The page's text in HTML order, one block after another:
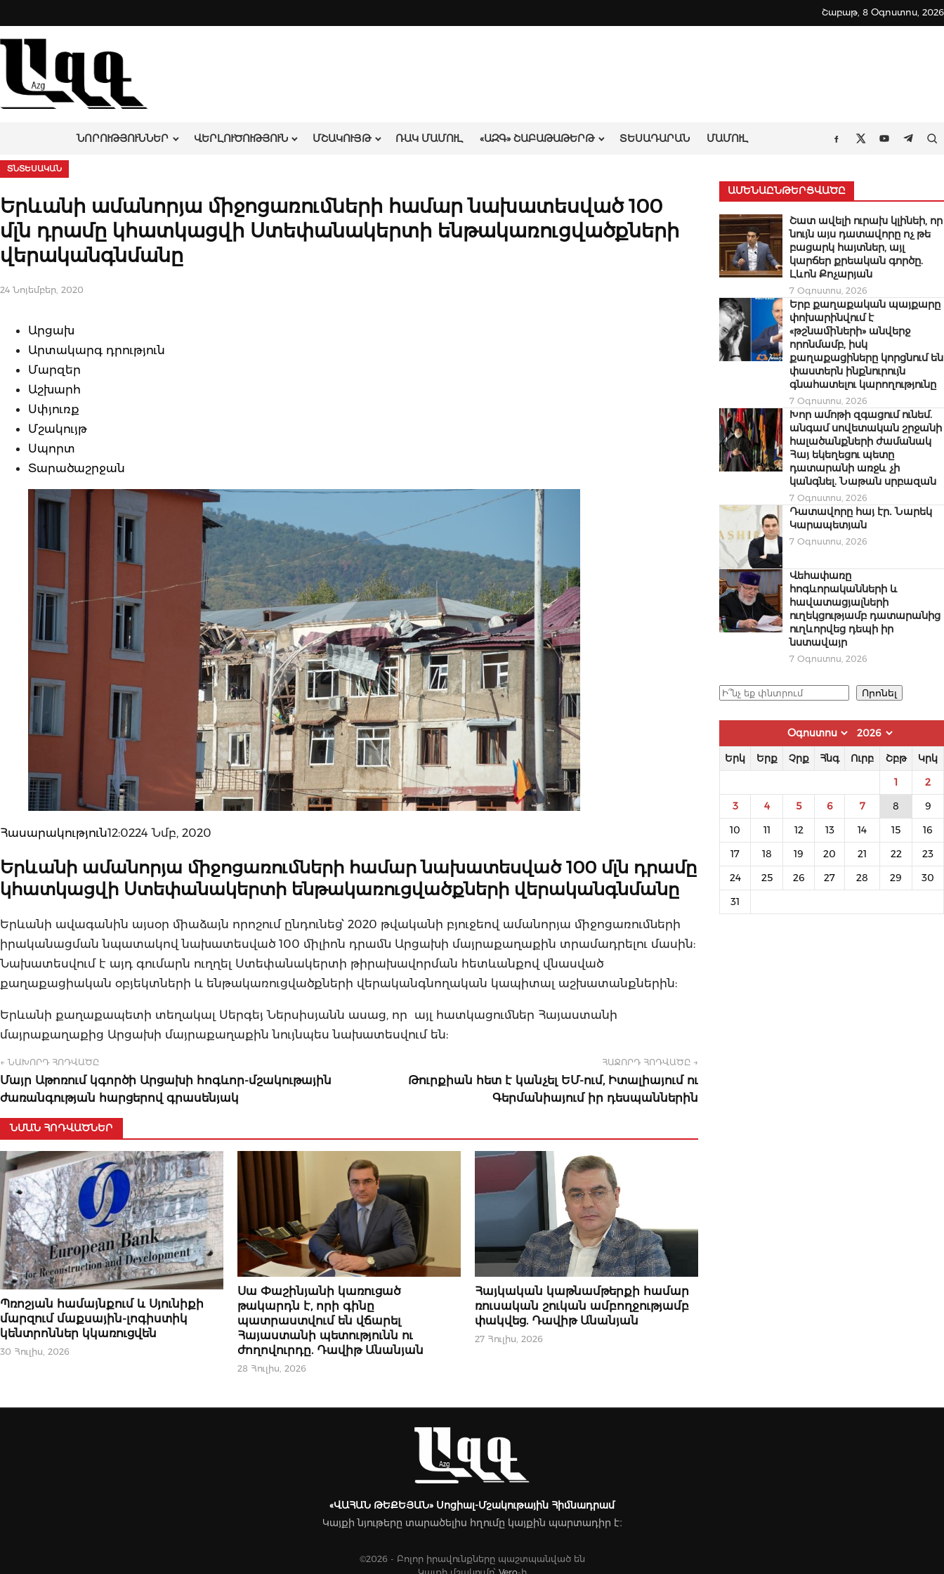
to
content
Շաբաթ, 8 Օգոստոս, 2026
ՆՈՐՈՒԹՅՈՒՆՆԵՐ ՎԵՐԼՈՒԾՈՒԹՅՈՒՆ ՄՇԱԿՈՒՅԹ ՌԱԿ ՄԱՄՈՒԼ «ԱԶԳ» ՇԱԲԱԹԱԹԵՐԹ ՏԵՍԱԴԱՐԱՆ ՄԱՄՈՒԼ
Facebook
TwitterYoutube
ՏՆՏԵՍԱԿԱՆ
Երևանի ամանորյա միջոցառումների համար նախատեսված 100
մլն դրամը կհատկացվի Ստեփանակերտի ենթակառուցվածքների
վերականգնմանը
24 Նոյեմբեր, 2020
Արցախ
Արտակարգ դրություն
Մարզեր
Աշխարհ
Սփյուռք
Մշակույթ
Սպորտ
Տարածաշրջան
Հասարակություն12:0224 Նմբ, 2020
Երևանի ամանորյա միջոցառումների համար նախատեսված 100 մլն դրամը
կհատկացվի Ստեփանակերտի ենթակառուցվածքների վերականգնմանը
Երևանի ավագանին այսօր միաձայն որոշում ընդունեց՝ 2020 թվականի բյուջեով ամանորյա միջոցառումների
իրականացման նպատակով նախատեսված 100 միլիոն դրամն Արցախի մայրաքաղաքին տրամադրելու մասին:
Նախատեսվում է այդ գումարն ուղղել Ստեփանակերտի թիրախավորման հետևանքով վնասված
քաղաքացիական օբյեկտների և ենթակառուցվածքների վերականգնողական կապիտալ աշխատանքներին:
Երևանի քաղաքապետի տեղակալ Սերգեյ Ներսիսյանն ասաց, որ այլ հատկացումներ Հայաստանի
մայրաքաղաքից Արցախի մայրաքաղաքին նույնպես նախատեսվում են:
← ՆԱԽՈՐԴ ՀՈԴՎԱԾԸ
Մայր Աթոռում կգործի Արցախի հոգևոր-մշակութային
ժառանգության հարցերով գրասենյակ
ՀԱՋՈՐԴ ՀՈԴՎԱԾԸ →
Թուրքիան հետ է կանչել ԵՄ-ում, Իտալիայում ու
Գերմանիայում իր դեսպաններին
ՆՄԱՆ ՀՈԴՎԱԾՆԵՐ
ՆՈՐՈՒԹՅՈՒՆՆԵՐ
Պռոշյան համայնքում և Սյունիքի
մարզում մաքսային-լոգիստիկ
կենտրոններ կկառուցվեն
30 Հուլիս, 2026
ԿԱՐԵՎՈՐԸ
Սա Փաշինյանի կառուցած
թակարդն է, որի գինը
պատրաստվում են վճարել
Հայաստանի պետությունն ու
ժողովուրդը. Դավիթ Անանյան
28 Հուլիս, 2026
ՆՈՐՈՒԹՅՈՒՆՆԵՐ
Հայկական կաթնամթերքի համար
ռուսական շուկան ամբողջությամբ
փակվեց. Դավիթ Անանյան
27 Հուլիս, 2026
ԱՄԵՆԱԸՆԹԵՐՑՎԱԾԸ
Շատ ավելի ուրախ կլինեի, որ
նույն այս դատավորը ոչ թե
բացարկ հայտներ, այլ
կարճեր քրեական գործը.
Լևոն Քոչարյան
7 Օգոստոս, 2026
Երբ քաղաքական պայքարը
փոխարինվում է
«թշնամիների» անվերջ
որոնմամբ, իսկ
քաղաքացիները կորցնում են
փաստերն ինքնուրույն
գնահատելու կարողությունը
7 Օգոստոս, 2026
Խոր ամոթի զգացում ունեմ.
անգամ սովետական շրջանի
հալածանքների ժամանակ
Հայ եկեղեցու պետը
դատարանի առջև չի
կանգնել. Նաթան սրբազան
7 Օգոստոս, 2026
Դատավորը հայ էր․ Նարեկ
Կարապետյան
7 Օգոստոս, 2026
Վեհափառը
հոգևորականների և
հավատացյալների
ուղեկցությամբ դատարանից
ուղևորվեց դեպի իր
նստավայր
7 Օգոստոս, 2026
Որոնել Որոնել
Երկ Երք Չրք Հնգ Ուրբ Շբթ Կրկ
1 2
3 4 5 6 7 8 9
10 11 12 13 14 15 16
17 18 19 20 21 22 23
24 25 26 27 28 29 30
31
«ՎԱՀԱՆ ԹԵՔԵՅԱՆ» Սոցիալ-Մշակութային Հիմնադրամ
Կայքի նյութերը տարածելիս հղումը կայքին պարտադիր է։
©2026 - Բոլոր իրավունքները պաշտպանված են